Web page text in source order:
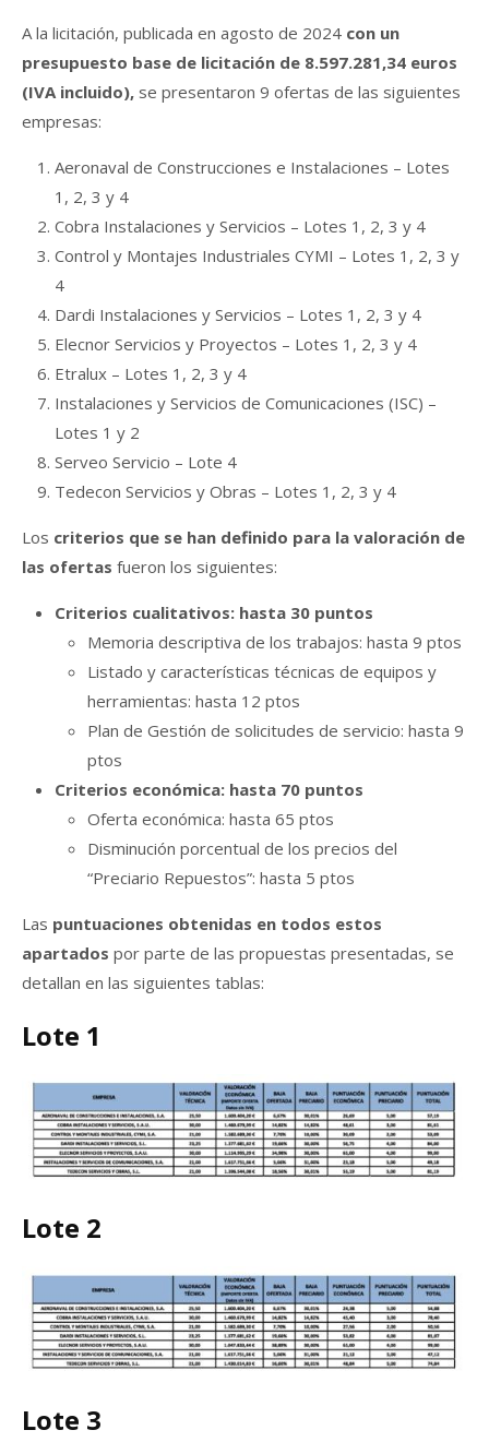
A la licitación, publicada en agosto de 2024 con un
presupuesto base de licitación de 8.597.281,34 euros
(IVA incluido), se presentaron 9 ofertas de las siguientes
empresas:
Aeronaval de Construcciones e Instalaciones – Lotes
1, 2, 3 y 4
Cobra Instalaciones y Servicios – Lotes 1, 2, 3 y 4
Control y Montajes Industriales CYMI – Lotes 1, 2, 3 y
4
Dardi Instalaciones y Servicios – Lotes 1, 2, 3 y 4
Elecnor Servicios y Proyectos – Lotes 1, 2, 3 y 4
Etralux – Lotes 1, 2, 3 y 4
Instalaciones y Servicios de Comunicaciones (ISC) –
Lotes 1 y 2
Serveo Servicio – Lote 4
Tedecon Servicios y Obras – Lotes 1, 2, 3 y 4
Los criterios que se han definido para la valoración de
las ofertas fueron los siguientes:
Criterios cualitativos: hasta 30 puntos
Memoria descriptiva de los trabajos: hasta 9 ptos
Listado y características técnicas de equipos y
herramientas: hasta 12 ptos
Plan de Gestión de solicitudes de servicio: hasta 9
ptos
Criterios económica: hasta 70 puntos
Oferta económica: hasta 65 ptos
Disminución porcentual de los precios del
“Preciario Repuestos”: hasta 5 ptos
Las puntuaciones obtenidas en todos estos
apartados por parte de las propuestas presentadas, se
detallan en las siguientes tablas:
Lote 1
Lote 2
Lote 3